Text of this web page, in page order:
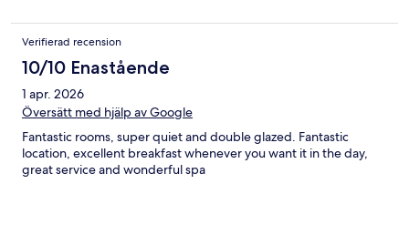
Verifierad recension
10/10 Enastående
1 apr. 2026
Översätt med hjälp av Google
Fantastic rooms, super quiet and double glazed. Fantastic
location, excellent breakfast whenever you want it in the day,
great service and wonderful spa